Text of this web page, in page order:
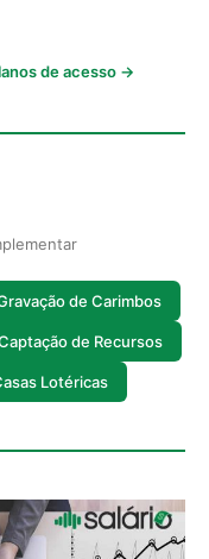
de acesso →
de Carimbos
de Recursos
Lotéricas